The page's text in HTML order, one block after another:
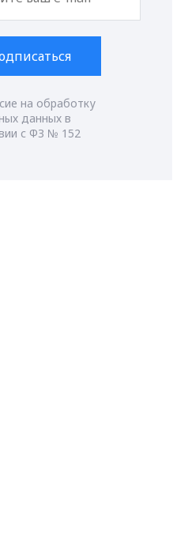
на обработку
данных в
с ФЗ № 152